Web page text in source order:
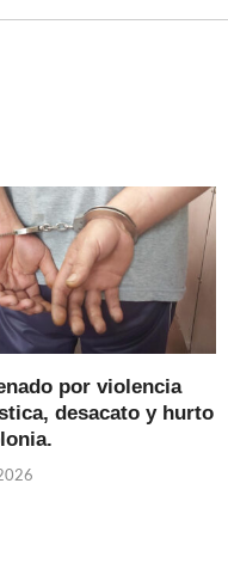
por violencia
desacato y hurto